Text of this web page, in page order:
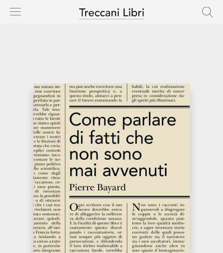
CATALOGO
AUTORI
NOVITÀ
IN USCITA
RIGHTS
CONTATTI